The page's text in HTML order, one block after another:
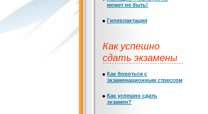
может не быть!
Гиперлактация
Как успешно
сдать экзамены
Как бороться с
экзаменационным стрессом
Как успешно сдать
экзамен?